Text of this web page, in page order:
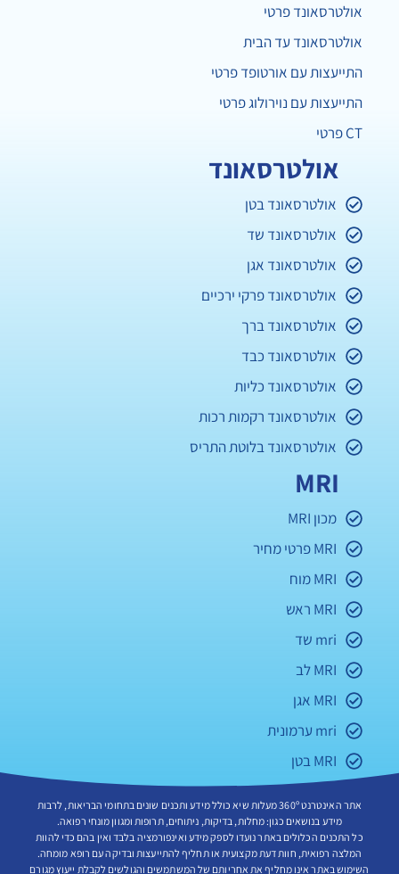
אולטרסאונד פרטי
אולטרסאונד עד הבית
התייעצות עם אורטופד פרטי
התייעצות עם נוירולוג פרטי
CT פרטי
אולטרסאונד
אולטרסאונד בטן
אולטרסאונד שד
אולטרסאונד אגן
אולטרסאונד פרקי ירכיים
אולטרסאונד ברך
אולטרסאונד כבד
אולטרסאונד כליות
אולטרסאונד רקמות רכות
אולטרסאונד בלוטת התריס
MRI
מכון MRI
MRI פרטי מחיר
MRI מוח
MRI ראש
mri שד
MRI לב
MRI אגן
mri ערמונית
MRI בטן
אתר האינטרנט 360º מעלות שיא כולל מידע ותכנים שונים בתחומי הבריאות, לרבות
מידע בנושאים כגון: מחלות, בדיקות, ניתוחים, תרופות ומגוון מונחי רפואה.
כל התכנים הכלולים באתר נועדו לספק מידע ואינפורמציה בלבד ואין בהם כדי להוות
המלצה רפואית, חוות דעת מקצועית או תחליף להתייעצות ובדיקה עם רופא מומחה.
השימוש באתר אינו מחליף את אחריותם של המשתמשים והגולשים לקבלת ייעוץ מגורם